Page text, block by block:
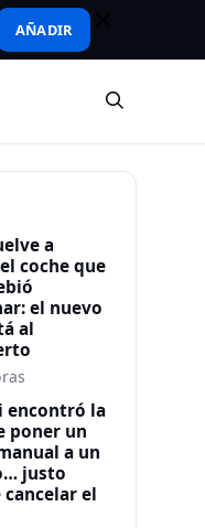
AÑADIR
a
coche que
el nuevo
al
encontró la
poner un
a un
justo
el